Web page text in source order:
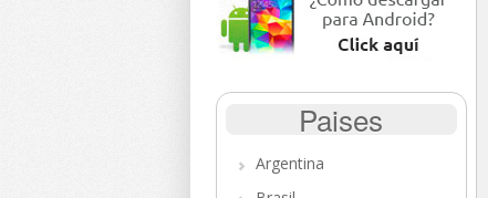
Paises
Argentina